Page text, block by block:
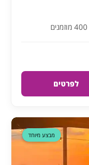
לפרטים
דקה 90
מבצע מיוחד